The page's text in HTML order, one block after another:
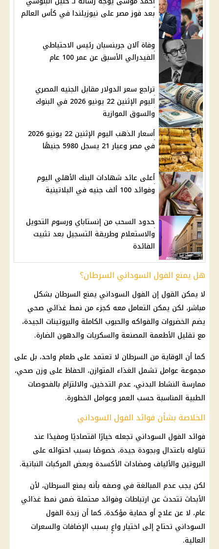
بعد فوز مصر على نيوزيلندا في كأس العالم
وفاة آلان جرينسبان رئيس الاحتياطي
الفيدرالي الأسبق عن عمر 100 عام
تراجع سعر الدولار مقابل الجنيه المصري
اليوم الإثنين 22 يونيو 2026 في البنوك
والسوق الموازية
أسعار الذهب اليوم الإثنين 22 يونيو 2026
في مصر وعيار 21 يسجل 5980 جنيهًا
أعلى عائد شهادات البنك الأهلي اليوم
وفوائد 100 ألف جنيه في البلاتينية
حدود السحب من إنستاباي ورسوم التحويل
والاستعلام وطريقة التسجيل بعد تثبيت
الفائدة
هل يمنع الفول السوداني السرطان؟
لا يمكن القول إن الفول السوداني يمنع السرطان بشكل
مباشر، لكن يمكن التعامل معه كجزء من نمط غذائي صحي
يضم الخضروات والفواكه والحبوب الكاملة والبروتينات الجيدة،
مع تقليل الأطعمة المصنعة والسكريات والدهون الضارة.
كما أن الوقاية من السرطان لا تعتمد على طعام واحد، بل على
مجموعة عوامل تشمل الغذاء المتوازن، الحفاظ على وزن صحي،
ممارسة النشاط البدني، عدم التدخين، والالتزام بالفحوصات
الطبية المناسبة حسب العمر وعوامل الخطورة.
الخلاصة بشأن فوائد الفول السوداني
فوائد الفول السوداني تجعله خيارًا اقتصاديًا ومفيدًا عند
تناوله باعتدال وبجودة جيدة، خصوصًا بسبب احتوائه على
البروتين والألياف ومضادات الأكسدة وبعض المركبات النباتية.
لكن يجب عدم المبالغة في وصفه بأنه يمنع السرطان، لأن
الأبحاث تتحدث عن ارتباطات وفوائد محتملة ضمن نمط غذائي
عام، لا عن علاج أو حماية مؤكدة، كما أن زبدة الفول
السوداني تحتاج إلى اختيار واعٍ بسبب الإضافات والسعرات
العالية.